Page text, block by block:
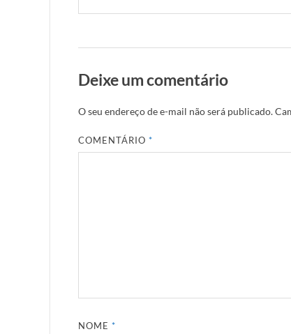
Deixe um comentário
O seu endereço de e-mail não será publicado.
COMENTÁRIO*
NOME*